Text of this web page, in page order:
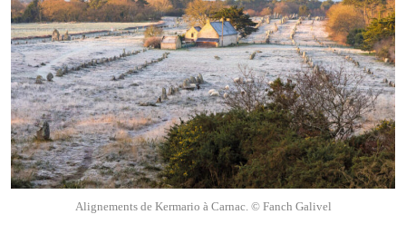
Alignements de Kermario à Carnac. © Fanch Galivel